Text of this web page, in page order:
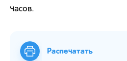
часов.
Распечатать